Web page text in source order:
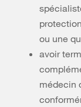
ou une
avoir
médecin